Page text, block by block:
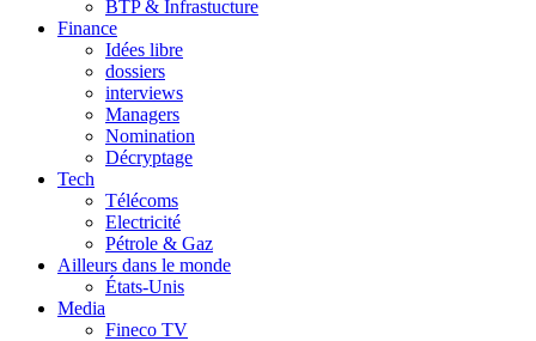
BTP & Infrastucture
Finance
Idées libre
dossiers
interviews
Managers
Nomination
Décryptage
Tech
Télécoms
Electricité
Pétrole & Gaz
Ailleurs dans le monde
États-Unis
Media
Fineco TV